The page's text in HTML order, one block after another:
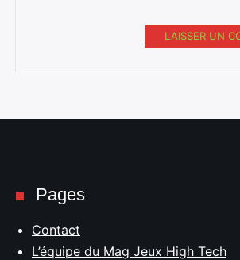
LAISSER UN
Pages
Contact
L’équipe du Mag Jeux High Tech